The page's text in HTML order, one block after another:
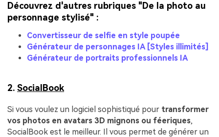
Découvrez d'autres rubriques "De la photo au
personnage stylisé" :
Convertisseur de selfie en style poupée
Générateur de personnages IA [Styles illimités]
Générateur de portraits professionnels IA
2. SocialBook
Si vous voulez un logiciel sophistiqué pour transformer
vos photos en avatars 3D mignons ou féeriques,
SocialBook est le meilleur. Il vous permet de générer un